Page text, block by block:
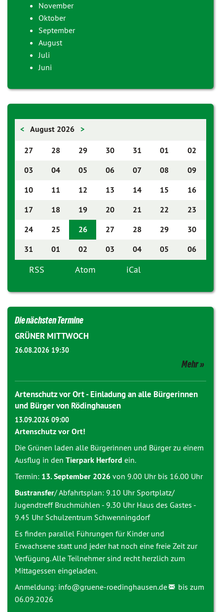
November
Oktober
September
August
Juli
Juni
< August 2026 >
27 28 29 30 31 01
02
03
04 05 06 07 08
09
10
11 12 13 14 15
16
17
18 19 20 21 22
23
24
25 26 27 28 29
30
31
01 02 03 04 05 06
RSS Atom iCal
Die nächsten Termine
GRÜNER MITTWOCH
26.08.2026 19:30
Mehr
Artenschutz vor Ort - Einladung an alle Bürgerinnen
und Bürger von Rödinghausen
13.09.2026 09:00
Artenschutz vor Ort!
Die Grünen laden alle Bürgerinnen und Bürger zu einem
Ausflug in den Tierpark Herford ein.
Termin: 13. September 2026 von 9.00 Uhr bis 16.00 Uhr
Bustransfer/ Abfahrtsplan: 9.10 Uhr Sportplatz/
Jugendtreff Bruchmühlen - 9.30 Uhr Haus des Gastes -
9.45 Uhr Schulzentrum Schwenningdorf
Es finden parallel Führungen für Kinder und
Erwachsene statt und jeder hat noch eine freie Zeit zur
Verfügung. Alle Teilnehmer sind recht herzlich zum
Mittagessen eingeladen.
Anmeldung: info@gruene-roedinghausen.de
bis zum
06.09.2026